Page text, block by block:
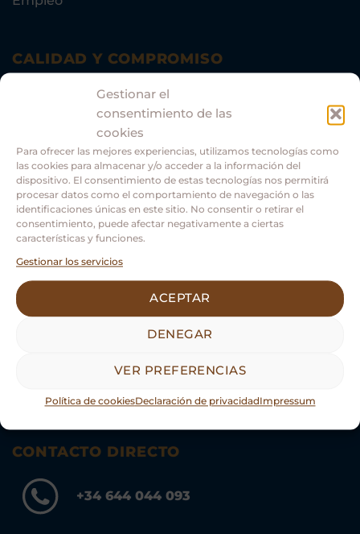
Gestionar el
consentimiento de las
cookies
Para ofrecer las mejores experiencias, utilizamos tecnologías como
las cookies para almacenar y/o acceder a la información del
dispositivo. El consentimiento de estas tecnologías nos permitirá
procesar datos como el comportamiento de navegación o las
identificaciones únicas en este sitio. No consentir o retirar el
consentimiento, puede afectar negativamente a ciertas
características y funciones.
Gestionar los servicios
ACEPTAR
DENEGAR
VER PREFERENCIAS
Política de cookiesDeclaración de privacidadImpressum
CALIDAD Y COMPROMISO
Comprometidos con el medio ambiente.
Asociación Guías Oficiales Turismo Castilla y León.
CONTACTO DIRECTO
+34 644 044 093